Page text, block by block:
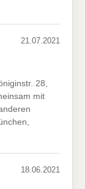
21.07.2021
28,
mit
18.06.2021